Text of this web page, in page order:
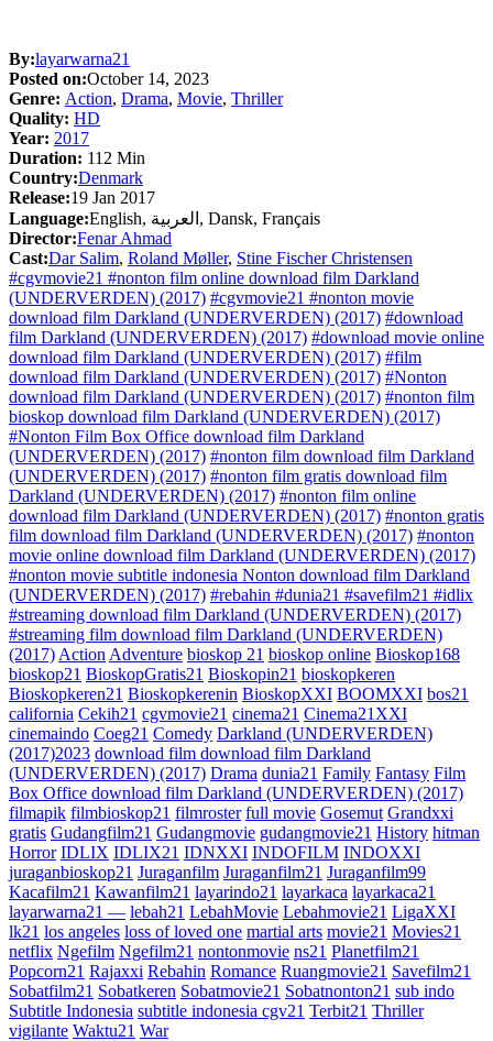
By:layarwarna21
Posted on:October 14, 2023
Genre: Action, Drama, Movie, Thriller
Quality: HD
Year: 2017
Duration: 112 Min
Country:Denmark
Release:19 Jan 2017
Language:
English, العربية, Dansk, Français
Director:Fenar Ahmad
Cast:Dar Salim, Roland Møller, Stine Fischer Christensen
#cgvmovie21 #nonton film online download film Darkland
(UNDERVERDEN) (2017) #cgvmovie21 #nonton movie
download film Darkland (UNDERVERDEN) (2017) #download
film Darkland (UNDERVERDEN) (2017) #download movie online
download film Darkland (UNDERVERDEN) (2017) #film
download film Darkland (UNDERVERDEN) (2017) #Nonton
download film Darkland (UNDERVERDEN) (2017) #nonton film
bioskop download film Darkland (UNDERVERDEN) (2017)
#Nonton Film Box Office download film Darkland
(UNDERVERDEN) (2017) #nonton film download film Darkland
(UNDERVERDEN) (2017) #nonton film gratis download film
Darkland (UNDERVERDEN) (2017) #nonton film online
download film Darkland (UNDERVERDEN) (2017) #nonton gratis
film download film Darkland (UNDERVERDEN) (2017) #nonton
movie online download film Darkland (UNDERVERDEN) (2017)
#nonton movie subtitle indonesia Nonton download film Darkland
(UNDERVERDEN) (2017) #rebahin #dunia21 #savefilm21 #idlix
#streaming download film Darkland (UNDERVERDEN) (2017)
#streaming film download film Darkland (UNDERVERDEN)
(2017) Action Adventure bioskop 21 bioskop online Bioskop168
bioskop21 BioskopGratis21 Bioskopin21 bioskopkeren
Bioskopkeren21 Bioskopkerenin BioskopXXI BOOMXXI bos21
california Cekih21 cgvmovie21 cinema21 Cinema21XXI
cinemaindo Coeg21 Comedy Darkland (UNDERVERDEN)
(2017)2023 download film download film Darkland
(UNDERVERDEN) (2017) Drama dunia21 Family Fantasy Film
Box Office download film Darkland (UNDERVERDEN) (2017)
filmapik filmbioskop21 filmroster full movie Gosemut Grandxxi
gratis Gudangfilm21 Gudangmovie gudangmovie21 History hitman
Horror IDLIX IDLIX21 IDNXXI INDOFILM INDOXXI
juraganbioskop21 Juraganfilm Juraganfilm21 Juraganfilm99
Kacafilm21 Kawanfilm21 layarindo21 layarkaca layarkaca21
layarwarna21 — lebah21 LebahMovie Lebahmovie21 LigaXXI
lk21 los angeles loss of loved one martial arts movie21 Movies21
netflix Ngefilm Ngefilm21 nontonmovie ns21 Planetfilm21
Popcorn21 Rajaxxi Rebahin Romance Ruangmovie21 Savefilm21
Sobatfilm21 Sobatkeren Sobatmovie21 Sobatnonton21 sub indo
Subtitle Indonesia subtitle indonesia cgv21 Terbit21 Thriller
vigilante Waktu21 War